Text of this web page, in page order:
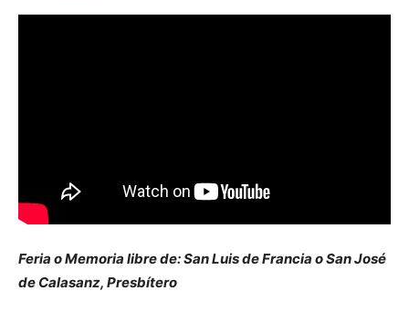
Feria o Memoria libre de: San Luis de Francia o San José
de Calasanz, Presbítero